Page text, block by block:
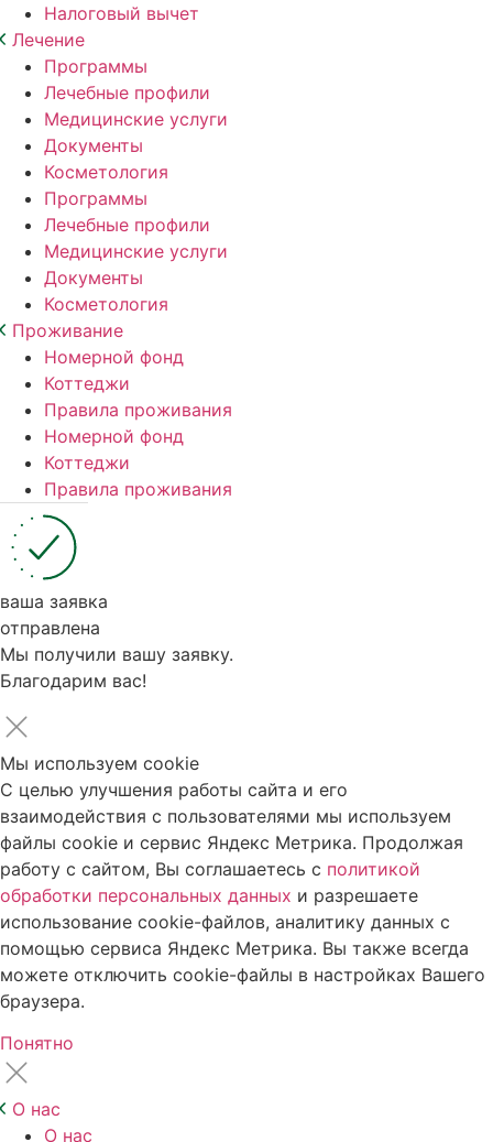
Налоговый вычет
Лечение
Программы
Лечебные профили
Медицинские услуги
Документы
Косметология
Программы
Лечебные профили
Медицинские услуги
Документы
Косметология
Проживание
Номерной фонд
Коттеджи
Правила проживания
Номерной фонд
Коттеджи
Правила проживания
ваша заявка
отправлена
Мы получили вашу заявку.
Благодарим вас!
Мы используем cookie
С целью улучшения работы сайта и его
взаимодействия с пользователями мы используем
файлы cookie и сервис Яндекс Метрика. Продолжая
работу с сайтом, Вы соглашаетесь с политикой
обработки персональных данных и разрешаете
использование cookie-файлов, аналитику данных с
помощью сервиса Яндекс Метрика. Вы также всегда
можете отключить cookie-файлы в настройках Вашего
браузера.
Понятно
О нас
О нас